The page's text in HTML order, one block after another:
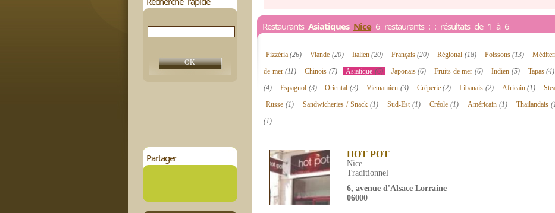
Partager
Restaurants Asiatiques Nice6 restaurants : : résultats de 1 à 6
Pizzéria(26) Viande (20) Italien(20) Français(20) Régional (18) Poissons(13)
de mer(11) Chinois (7) Asiatique (6) Japonais(6) Fruits de mer(6) Indien (5) Tapas(4)
(4)
Espagnol (3) Oriental(3) Vietnamien (3) Crêperie(2) Libanais (2) Africain(1)
Russe(1) Sandwicheries / Snack(1) Sud-Est(1) Créole(1) Américain (1) Thailandais
(1)
HOT POT
Nice
Traditionnel
6, avenue d'Alsace Lorraine
06000